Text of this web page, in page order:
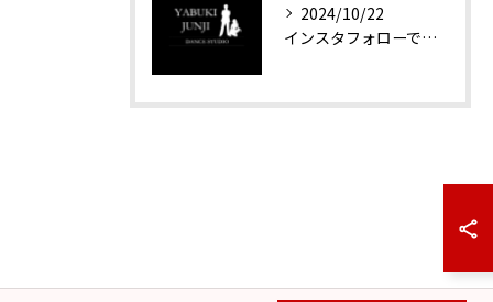
2024/10/22
インスタフォローで体験無料‼️